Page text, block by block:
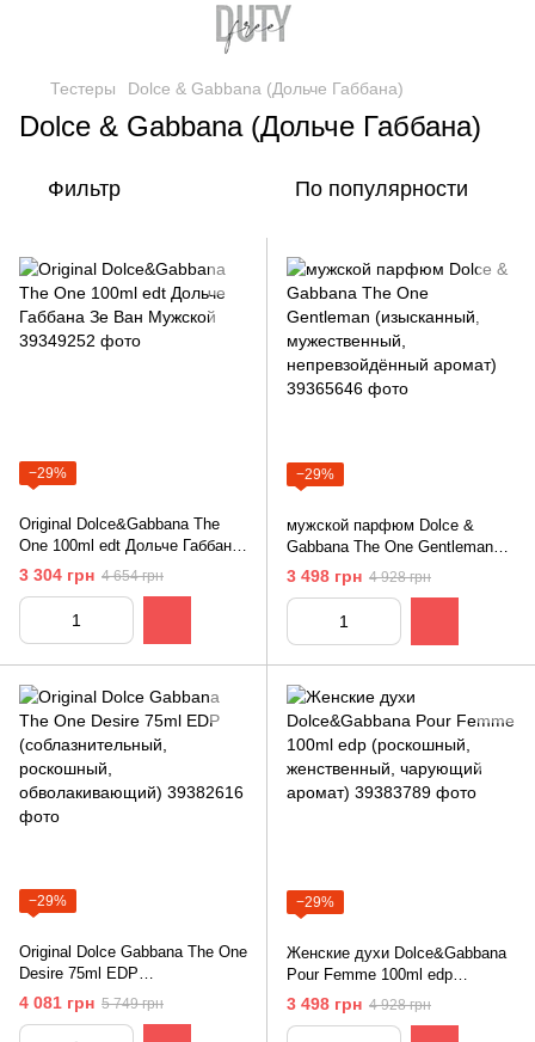
Тестеры Dolce & Gabbana (Дольче Габбана)
Dolce & Gabbana (Дольче Габбана)
Фильтр По популярности
−29%
Original Dolce&Gabbana The
One 100ml edt Дольче Габбана
Зе Ван Мужской
3 304 грн 4 654 грн
−29%
мужской парфюм Dolce &
Gabbana The One Gentleman
(изысканный, мужественный,
непревзойдённый аромат)
3 498 грн 4 928 грн
−29%
Original Dolce Gabbana The One
Desire 75ml EDP
(соблазнительный, роскошный,
обволакивающий)
4 081 грн 5 749 грн
−29%
Женские духи Dolce&Gabbana
Pour Femme 100ml edp
(роскошный, женственный,
чарующий аромат)
3 498 грн 4 928 грн